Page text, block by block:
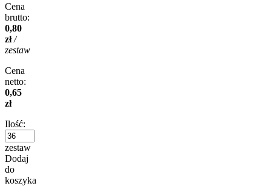
Cena
brutto:
0,80
zł /
zestaw
Cena
netto:
0,65
zł
Ilość:
zestaw
Dodaj
do
koszyka